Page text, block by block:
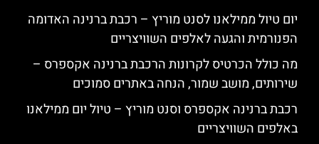
יום טיול ממילאנו לסנט מוריץ – רכבת ברנינה האדומה
הפנורמית והגעה לאלפים השוויצריים
מה כולל הכרטיס לקרונות הרכבת ברנינה אקספרס –
שירותים, מושב שמור, הנחה באתרים סמוכים
רכבת ברנינה אקספרס וסנט מוריץ – טיול יום ממילאנו
באלפים השוויצריים